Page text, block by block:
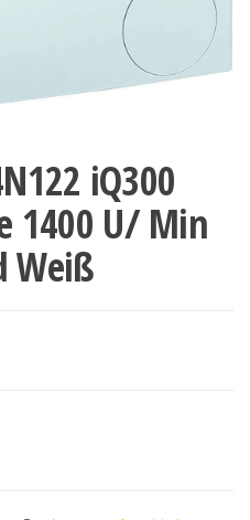
iQ300
1400 U/ Min
Weiß